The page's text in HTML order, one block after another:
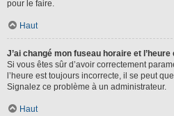
pour le faire.
Haut
J’ai changé mon fuseau horaire et
Si vous êtes sûr d’avoir correctement
l’heure est toujours incorrecte, il se peut
Signalez ce problème à un administrateur.
Haut